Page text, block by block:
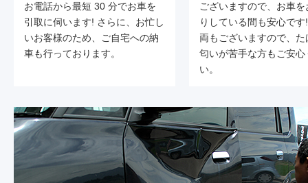
お電話から最短 30 分でお車を
引取に伺います! さらに、お忙し
いお客様のため、ご自宅への納
車も行っております。
ございますので、お車を
りしている間も安心で
両もございますので、た
匂いが苦手な方もご安心
い。